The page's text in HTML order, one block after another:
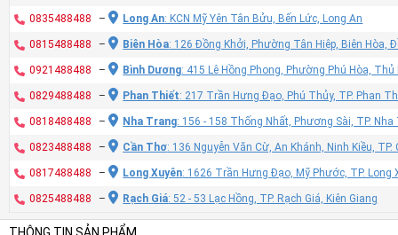
0835488488 – Long An: KCN Mỹ Yên Tân Bửu, Bến Lức, Long An
0815488488 – Biên Hòa: 126 Đồng Khởi, Phường Tân Hiệp, Biên Hòa,
0921488488 – Bình Dương: 415 Lê Hồng Phong, Phường Phú Hòa,
0829488488 – Phan Thiết: 217 Trần Hưng Đạo, Phú Thủy, TP. Phan
0818488488 – Nha Trang: 156 - 158 Thống Nhất, Phương Sài, TP.
0823488488 – Cần Thơ: 136 Nguyễn Văn Cừ, An Khánh, Ninh Kiều,
0817488488 – Long Xuyên: 1626 Trần Hưng Đạo, Mỹ Phước, TP. Long
0825488488 – Rạch Giá: 52 - 53 Lạc Hồng, TP. Rạch Giá, Kiên Giang